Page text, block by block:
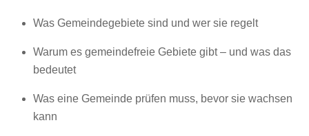
Was Gemeindegebiete sind und wer sie regelt
Warum es gemeindefreie Gebiete gibt – und was das
bedeutet
Was eine Gemeinde prüfen muss, bevor sie wachsen
kann